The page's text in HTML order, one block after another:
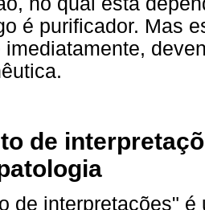
é purificador. Mas
imediatamente,
de
de interpretações"